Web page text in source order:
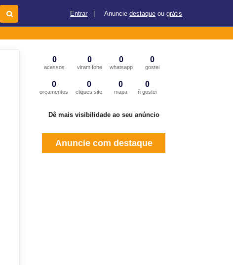
Entrar Anuncie destaque ou grátis
0
acessos
0
viram fone
0
whatsapp
0
gostei
0
orçamentos
0
cliques site
0
mapa
0
ñ gostei
Dê mais visibilidade ao seu anúncio
Anuncie com destaque